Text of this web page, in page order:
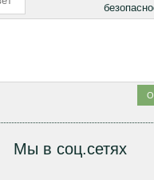
Мы в соц.сетях